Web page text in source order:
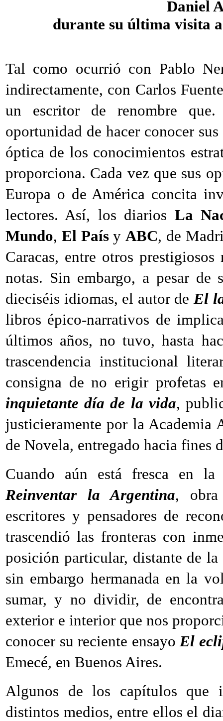
Daniel
durante su última visita
Tal como ocurrió con Pablo
indirectamente, con Carlos
un escritor de renombre
oportunidad de hacer conocer
óptica de los conocimientos
proporciona. Cada vez que sus
Europa o de América concita
lectores. Así, los diarios La
Mundo, El PaísyABC, de
Caracas, entre otros
notas. Sin embargo, a pesar de
dieciséis idiomas, el autor deEl
libros épico-narrativos de
últimos años, no tuvo, hasta
trascendencia institucional
consigna de no erigir profetas
inquietante día de la vida,
justicieramente por la Academia
de Novela, entregado hacia fines
Cuando aún está fresca en
Reinventar la Argentina, obra
escritores y pensadores de
trascendió las fronteras con
posición particular, distante de
sin embargo hermanada en la
sumar, y no dividir, de
exterior e interior que nos
conocer su reciente ensayoEl
Emecé, en Buenos Aires.
Algunos de los capítulos que
distintos medios, entre ellos el